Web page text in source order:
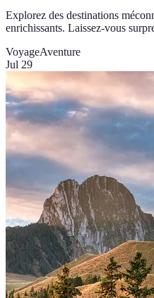
Explorez des destinations
enrichissants. Laissez-vous
VoyageAventure
Jul 29